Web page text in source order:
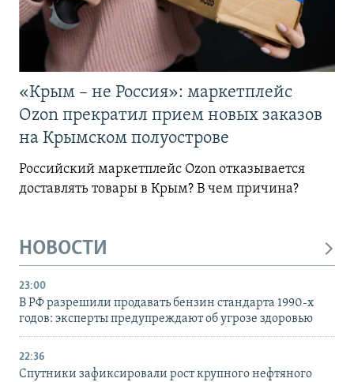
«Крым – не Россия»: маркетплейс
Ozon прекратил прием новых заказов
на Крымском полуострове
Российский маркетплейс Ozon отказывается
доставлять товары в Крым? В чем причина?
НОВОСТИ
23:00
В РФ разрешили продавать бензин стандарта 1990-х
годов: эксперты предупреждают об угрозе здоровью
22:36
Спутники зафиксировали рост крупного нефтяного